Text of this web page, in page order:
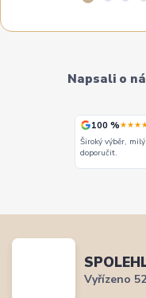
Napsali o
100 %
Široký výběr,
doporučit.
Vyřízeno